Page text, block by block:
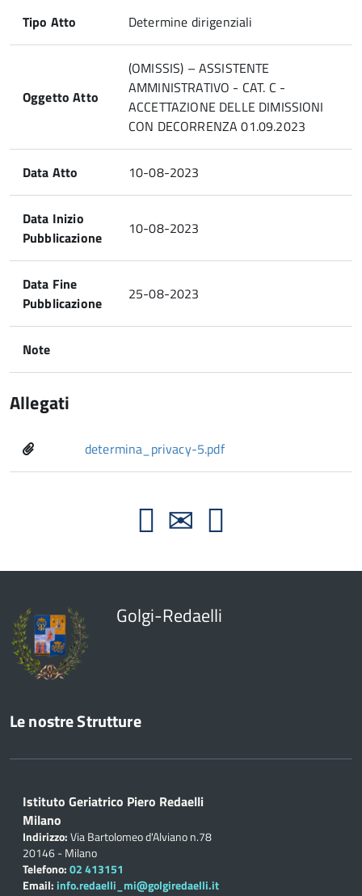
Tipo Atto Determine dirigenziali
Oggetto Atto
(OMISSIS) – ASSISTENTE
AMMINISTRATIVO - CAT. C -
ACCETTAZIONE DELLE DIMISSIONI
CON DECORRENZA 01.09.2023
Data Atto 10-08-2023
Data Inizio
Pubblicazione
10-08-2023
Data Fine
Pubblicazione
25-08-2023
Note
Allegati
determina_privacy-5.pdf
Golgi-Redaelli
Le nostre Strutture
Istituto Geriatrico Piero Redaelli
Milano
Indirizzo:Via Bartolomeo d'Alviano n.78
20146 - Milano
Telefono:02 413151
Email: info.redaelli_mi@golgiredaelli.it